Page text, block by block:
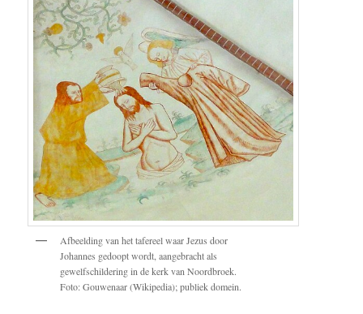
Afbeelding van het tafereel waar Jezus door
Johannes gedoopt wordt, aangebracht als
gewelfschildering in de kerk van Noordbroek.
Foto: Gouwenaar (Wikipedia); publiek domein.